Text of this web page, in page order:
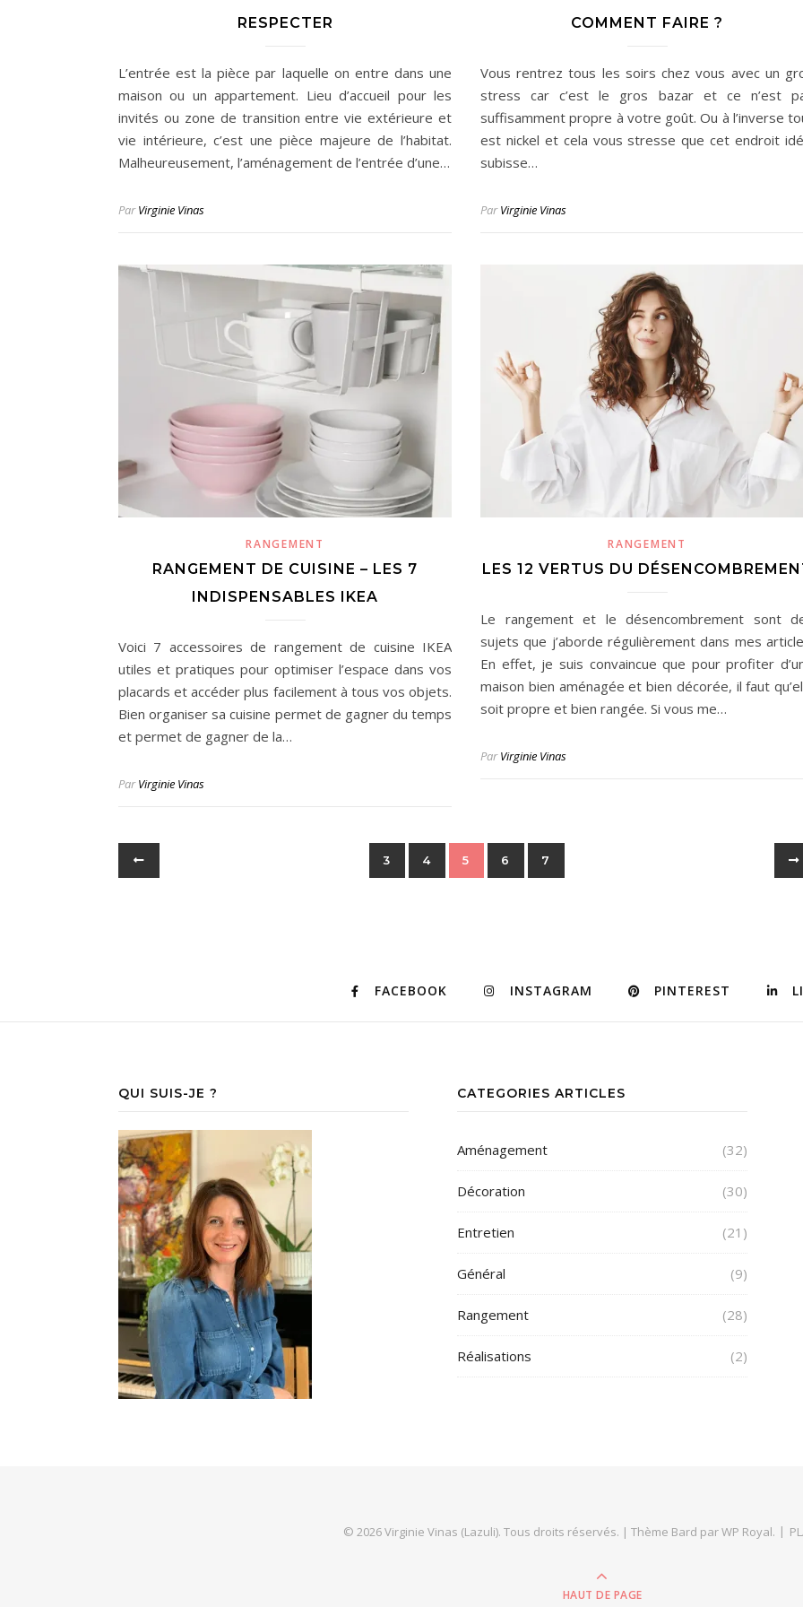
RESPECTER
L’entrée est la pièce par laquelle on entre dans une
maison ou un appartement. Lieu d’accueil pour les
invités ou zone de transition entre vie extérieure et
vie intérieure, c’est une pièce majeure de l’habitat.
Malheureusement, l’aménagement de l’entrée d’une…
ParVirginie Vinas
COMMENT FAIRE ?
Vous rentrez tous les soirs chez vous avec un
stress car c’est le gros bazar et ce n’est
suffisamment propre à votre goût. Ou à l’inverse
est nickel et cela vous stresse que cet endroit
subisse…
ParVirginie Vinas
RANGEMENT
RANGEMENT DE CUISINE – LES 7
INDISPENSABLES IKEA
Voici 7 accessoires de rangement de cuisine IKEA
utiles et pratiques pour optimiser l’espace dans vos
placards et accéder plus facilement à tous vos objets.
Bien organiser sa cuisine permet de gagner du temps
et permet de gagner de la…
ParVirginie Vinas
RANGEMENT
LES 12 VERTUS DU
Le rangement et le désencombrement sont
sujets que j’aborde régulièrement dans mes
En effet, je suis convaincue que pour profiter
maison bien aménagée et bien décorée, il faut
soit propre et bien rangée. Si vous me…
ParVirginie Vinas
3 4 5 6 7
FACEBOOK INSTAGRAM PINTEREST
QUI SUIS-JE ? CATEGORIES ARTICLES
Aménagement (32)
Décoration (30)
Entretien (21)
Général (9)
Rangement (28)
Réalisations (2)
© 2026 Virginie Vinas (Lazuli). Tous droits réservés. | Thème Bard parWP Royal.
HAUT DE PAGE